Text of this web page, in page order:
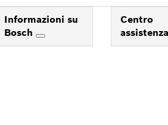
Informazioni su
Bosch
Centro
assistenza